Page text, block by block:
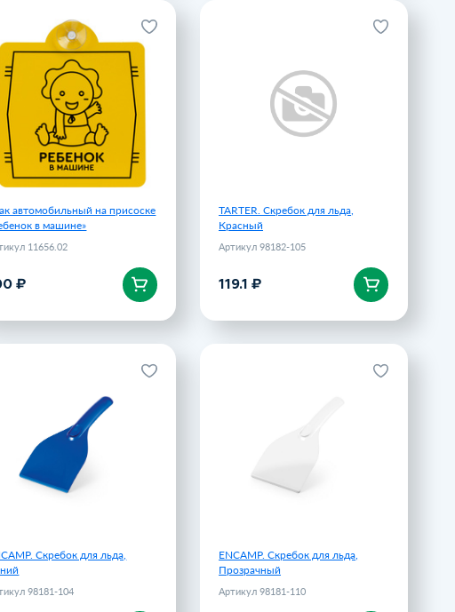
автомобильный на присоске
в машине»
11656.02
₽
автомобильный на присоске
«Ребенок в машине»
Артикул 11656.02
100 ₽
TARTER. Скребок для льда,
Красный
Артикул 98182-105
119.1 ₽
TARTER. Скребок для льда,
Скребок для льда,
98181-104
ENCAMP. Скребок для льда,
Артикул 98181-104
ENCAMP. Скребок для льда,
Прозрачный
Артикул 98181-110
ENCAMP. Скребок для льда,